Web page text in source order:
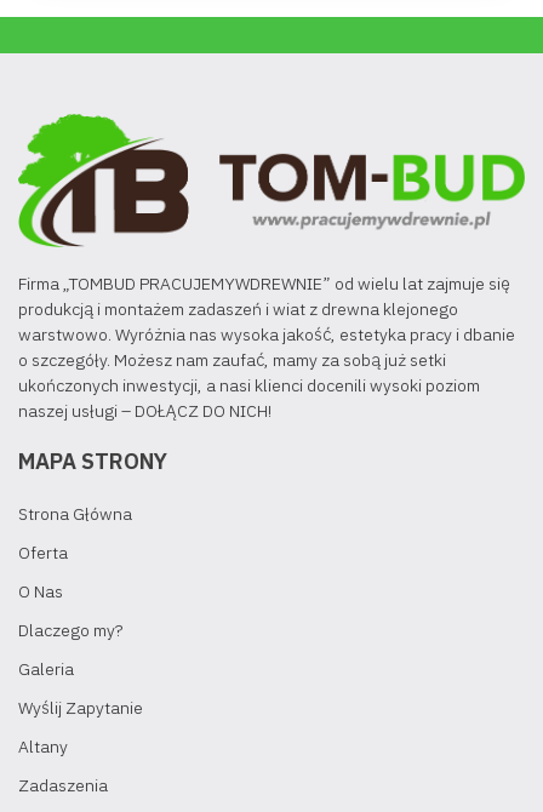
Firma „TOMBUD PRACUJEMYWDREWNIE” od wielu lat zajmuje się
produkcją i montażem zadaszeń i wiat z drewna klejonego
warstwowo. Wyróżnia nas wysoka jakość, estetyka pracy i dbanie
o szczegóły. Możesz nam zaufać, mamy za sobą już setki
ukończonych inwestycji, a nasi klienci docenili wysoki poziom
naszej usługi – DOŁĄCZ DO NICH!
MAPA STRONY
Strona Główna
Oferta
O Nas
Dlaczego my?
Galeria
Wyślij Zapytanie
Altany
Zadaszenia